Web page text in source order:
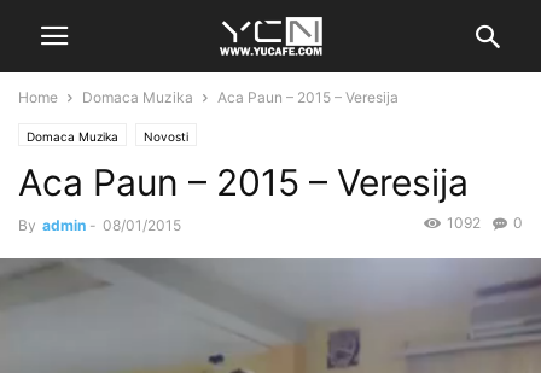
Home Domaca Muzika Aca Paun – 2015 – Veresija
Domaca Muzika Novosti
Aca Paun – 2015 – Veresija
By admin - 08/01/2015 0
1092